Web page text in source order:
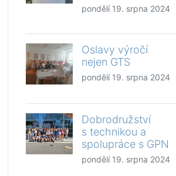
pondělí 19. srpna 2024
Oslavy výročí
nejen GTS
pondělí 19. srpna 2024
Dobrodružství
s technikou a
spolupráce s GPN
pondělí 19. srpna 2024